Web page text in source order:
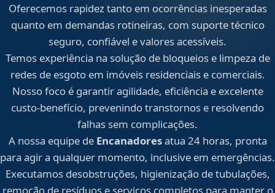
Oferecemos rapidez tanto em ocorrências inesperadas
quanto em demandas rotineiras, com suporte técnico
seguro, confiável e valores acessíveis.
Temos experiência na solução de bloqueios e limpeza de
redes de esgoto em imóveis residenciais e comerciais.
Nosso foco é garantir agilidade, eficiência e excelente
custo-benefício, prevenindo transtornos e resolvendo
falhas sem complicações.
A nossa equipe de Encanadoresatua 24 horas, pronta
para agir a qualquer momento, inclusive em emergências.
Executamos desobstruções, higienização de tubulações,